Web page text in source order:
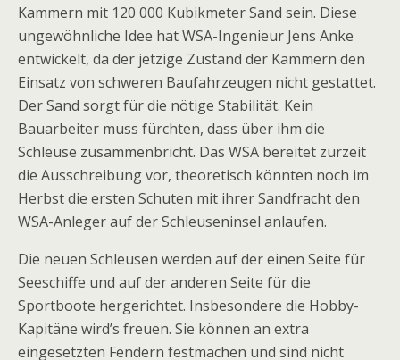
Kammern mit 120 000 Kubikmeter Sand sein. Diese
ungewöhnliche Idee hat WSA-Ingenieur Jens Anke
entwickelt, da der jetzige Zustand der Kammern den
Einsatz von schweren Baufahrzeugen nicht gestattet.
Der Sand sorgt für die nötige Stabilität. Kein
Bauarbeiter muss fürchten, dass über ihm die
Schleuse zusammenbricht. Das WSA bereitet zurzeit
die Ausschreibung vor, theoretisch könnten noch im
Herbst die ersten Schuten mit ihrer Sandfracht den
WSA-Anleger auf der Schleuseninsel anlaufen.
Die neuen Schleusen werden auf der einen Seite für
Seeschiffe und auf der anderen Seite für die
Sportboote hergerichtet. Insbesondere die Hobby-
Kapitäne wird’s freuen. Sie können an extra
eingesetzten Fendern festmachen und sind nicht